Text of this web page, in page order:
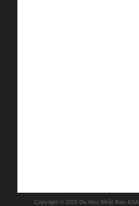
Copyright © 2026 Du Học Nhật Bản ASA